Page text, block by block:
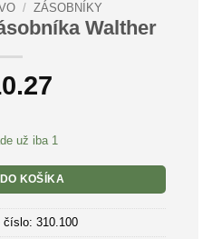
/ ZÁSOBNÍKY
Walther
už iba 1
KOŠÍKA
číslo: 310.100